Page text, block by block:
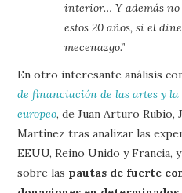
interior… Y además no
estos 20 años, si el
mecenazgo.”
En otro interesante análisis
de financiación de las artes y
europeo, de Juan Arturo Rubio,
Martinez tras analizar las
EEUU, Reino Unido y Francia,
sobre las pautas de fuerte